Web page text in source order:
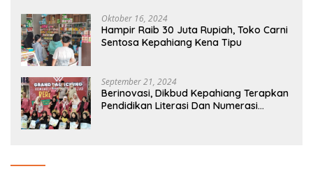
Oktober 16, 2024
Hampir Raib 30 Juta Rupiah, Toko Carni
Sentosa Kepahiang Kena Tipu
September 21, 2024
Berinovasi, Dikbud Kepahiang Terapkan
Pendidikan Literasi Dan Numerasi